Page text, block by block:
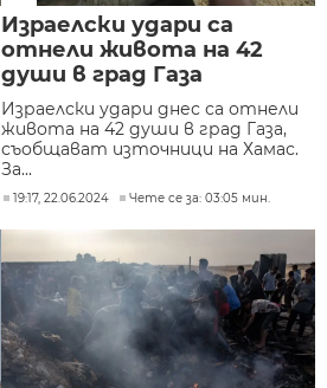
Израелски удари са
отнели живота на 42
души в град Газа
Израелски удари днес са отнели
живота на 42 души в град Газа,
съобщават източници на Хамас.
За...
19:17, 22.06.2024 Чете се за: 03:05 мин.